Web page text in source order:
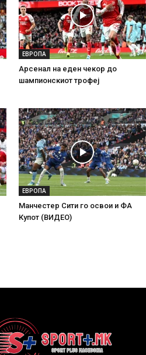
ЕВРОПА
Арсенал на еден чекор до
шампионскиот трофеј
ЕВРОПА
Манчестер Сити го освои и ФА
Купот (ВИДЕО)